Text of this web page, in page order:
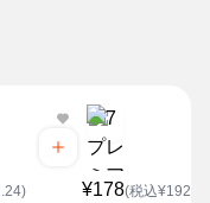
¥178(税込¥192.24)